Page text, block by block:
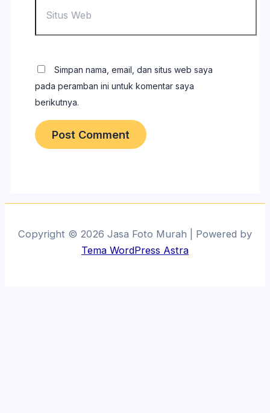
Web
Simpan nama, email, dan situs web saya
pada peramban ini untuk komentar saya
berikutnya.
Copyright © 2026 Jasa Foto Murah | Powered by
Tema WordPress Astra